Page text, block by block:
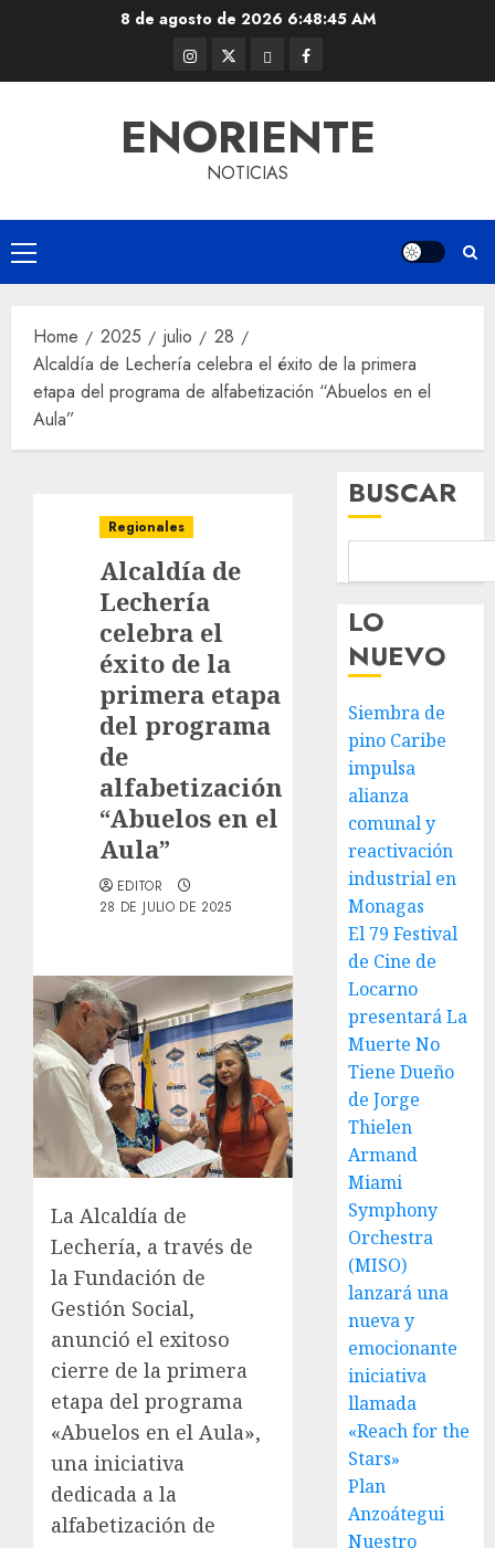
8 de agosto de 2026 6:48:45 AM
Instagram
@EnOriente
Twitter
(X)
ThreadsFacebook
ENORIENTE
NOTICIAS
Primary
Menu
Home 2025 julio
28
Alcaldía de Lechería celebra el éxito de la primera
etapa del programa de alfabetización “Abuelos en el
Aula”
Regionales
Alcaldía de
Lechería
celebra el
éxito de la
primera etapa
del programa
de
alfabetización
“Abuelos en el
Aula”
EDITOR
28 DE JULIO DE 2025
La Alcaldía de
Lechería, a través de
la Fundación de
Gestión Social,
anunció el exitoso
cierre de la primera
etapa del programa
«Abuelos en el Aula»,
una iniciativa
dedicada a la
alfabetización de
BUSCAR
LO
NUEVO
Siembra de
pino Caribe
impulsa
alianza
comunal y
reactivación
industrial en
Monagas
El 79 Festival
de Cine de
Locarno
presentará La
Muerte No
Tiene Dueño
de Jorge
Thielen
Armand
Miami
Symphony
Orchestra
(MISO)
lanzará una
nueva y
emocionante
iniciativa
llamada
«Reach for the
Stars»
Plan
Anzoátegui
Nuestro